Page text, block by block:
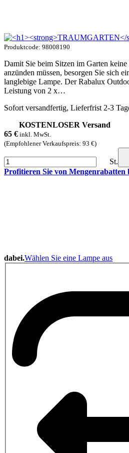
Produktcode: 98008190
Damit Sie beim Sitzen im Garten
anzünden müssen, besorgen Sie sich
langlebige Lampe. Der Rabalux
Leistung von 2 x…
Sofort versandfertig, Lieferfrist 2-3
KOSTENLOSER Versand
65 € inkl. MwSt.
(Empfohlener Verkaufspreis: 93 €)
St.
Profitieren Sie von Mengenrabatten
dabei.Wählen Sie eine Lampe aus